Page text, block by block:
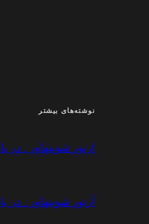
نوشته‌های بیشتر
ارتور شوپنهاور . در
آرتور شوپنهاور . در